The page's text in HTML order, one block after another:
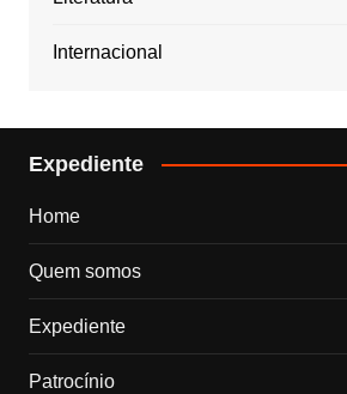
Internacional
Expediente
Home
Quem somos
Expediente
Patrocínio